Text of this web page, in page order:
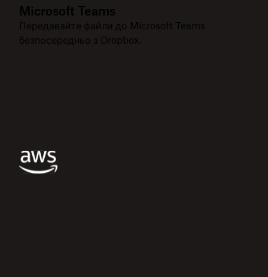
Microsoft Teams
Передавайте файли до Microsoft Teams
безпосередньо з Dropbox.